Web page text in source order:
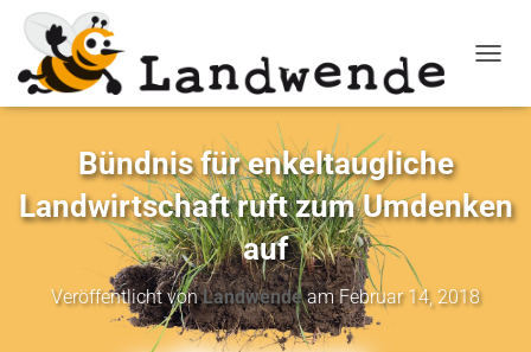
Bündnis für enkeltaugliche
Landwirtschaft ruft zum Umdenken
auf
Veröffentlicht vonLandwendeamFebruar 14, 2018